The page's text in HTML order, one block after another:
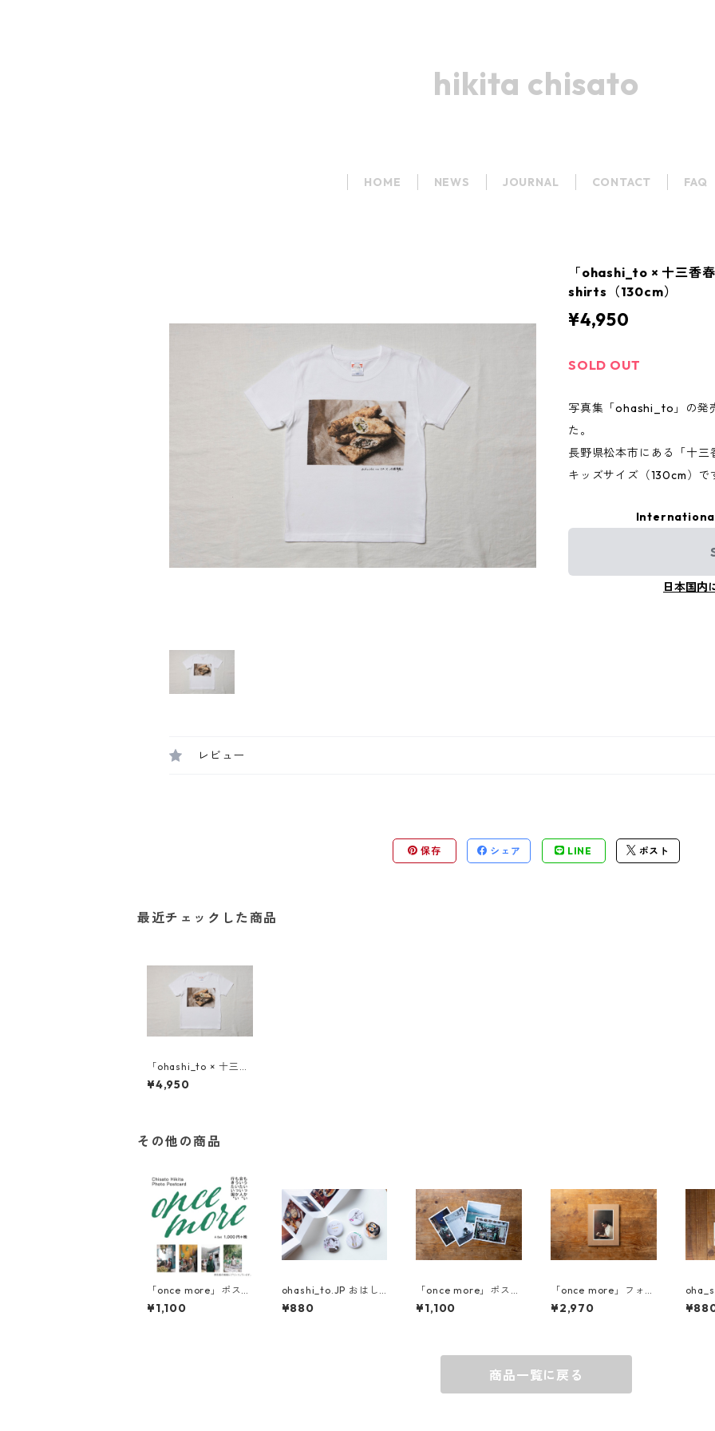
hikita chisato
HOME NEWS JOURNAL CONTACT FAQ
「ohashi_to × 十三香
shirts（130cm）
¥4,950
SOLD OUT
写真集「ohashi_to」の発
た。
長野県松本市にある「十
キッズサイズ（130cm）で
日本国内
レビュー
保存 シェア LINE ポスト
最近チェックした商品
「ohashi_to × 十三香
春巻」キッズT-shirts
（130cm）
¥4,950
その他の商品
「once more」ポスト
カード Aセット
¥1,100
ohashi_to.JP おはし
のバッジ付きzine
¥880
「once more」ポスト
カード Cセット
¥1,100
「once more」フォト
フレーム付きポストカ
ード Bセット
¥2,970
シー
商品一覧に戻る